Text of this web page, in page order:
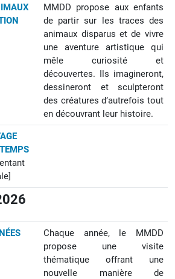
MMDD propose aux enfants
de partir sur les traces des
animaux disparus et de vivre
une aventure artistique qui
mêle curiosité et
découvertes. Ils imagineront,
dessineront et sculpteront
des créatures d’autrefois tout
en découvrant leur histoire.
]
Chaque année, le MMDD
propose une visite
thématique offrant une
nouvelle manière de